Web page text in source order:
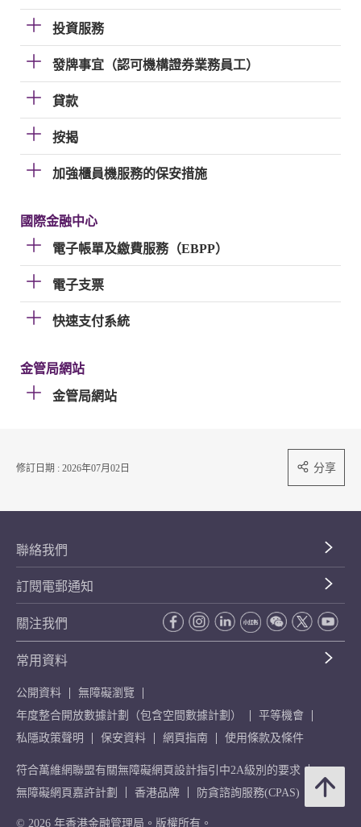
投資服務
發牌事宜（認可機構證券業務員工）
貸款
按揭
加強櫃員機服務的保安措施
國際金融中心
電子帳單及繳費服務（EBPP）
電子支票
快速支付系統
金管局網站
金管局網站
修訂日期 : 2026年07月02日 分享
聯絡我們
訂閱電郵通知
關注我們
常用資料
公開資料
無障礙瀏覽
年度整合開放數據計劃（包含空間數據計劃）
平等機會
私隱政策聲明
保安資料 網頁指南 使用條款及條件
符合萬維網聯盟有關無障礙網頁設計指引中2A級別的要求
無障礙網頁嘉許計劃
香港品牌 防貪諮詢服務(CPAS)
© 2026 年香港金融管理局。版權所有。